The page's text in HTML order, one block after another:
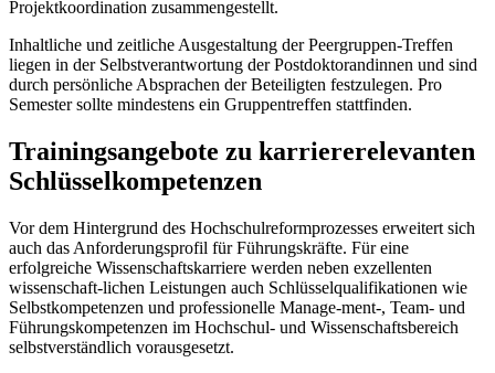
Projektkoordination zusammengestellt.
Inhaltliche und zeitliche Ausgestaltung der Peergruppen-Treffen
liegen in der Selbstverantwortung der Postdoktorandinnen und sind
durch persönliche Absprachen der Beteiligten festzulegen. Pro
Semester sollte mindestens ein Gruppentreffen stattfinden.
Trainingsangebote zu karriererelevanten
Schlüsselkompetenzen
Vor dem Hintergrund des Hochschulreformprozesses erweitert sich
auch das Anforderungsprofil für Führungskräfte. Für eine
erfolgreiche Wissenschaftskarriere werden neben exzellenten
wissenschaft-lichen Leistungen auch Schlüsselqualifikationen wie
Selbstkompetenzen und professionelle Manage-ment-, Team- und
Führungskompetenzen im Hochschul- und Wissenschaftsbereich
selbstverständlich vorausgesetzt.